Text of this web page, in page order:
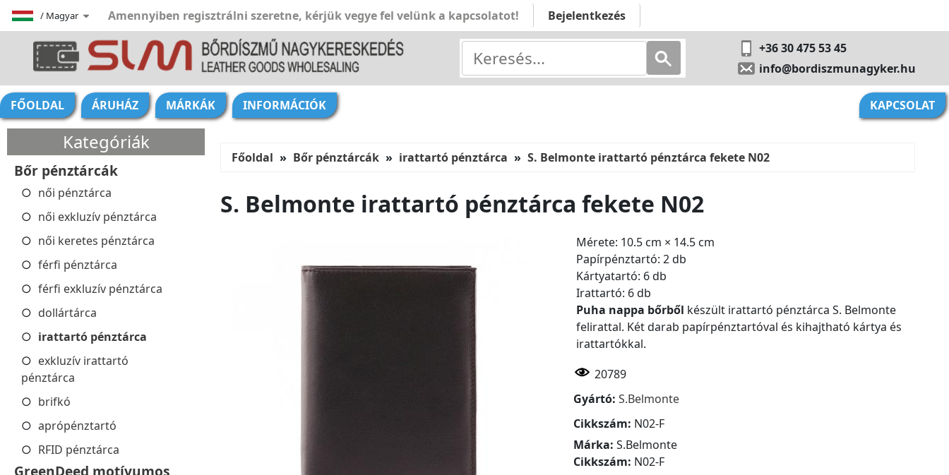
/ Magyar Amennyiben regisztrálni szeretne, kérjük vegye fel velünk a kapcsolatot! Bejelentkezés
+36 30 475 53 45
info@bordiszmunagyker.hu
FŐOLDAL ÁRUHÁZ MÁRKÁK INFORMÁCIÓK KAPCSOLAT
Kategóriák
Bőr pénztárcák
női pénztárca
női exkluzív pénztárca
női keretes pénztárca
férfi pénztárca
férfi exkluzív pénztárca
dollártárca
irattartó pénztárca
exkluzív irattartó
pénztárca
brifkó
aprópénztartó
RFID pénztárca
GreenDeed motívumos
Főoldal Bőr pénztárcák irattartó pénztárca S. Belmonte irattartó pénztárca fekete N02
S. Belmonte irattartó pénztárca fekete N02
Mérete: 10.5 cm × 14.5 cm
Papírpénztartó: 2 db
Kártyatartó: 6 db
Irattartó: 6 db
Puha nappa bőrből készült irattartó pénztárca S. Belmonte
felirattal. Két darab papírpénztartóval és kihajtható kártya és
irattartókkal.
20789
Gyártó: S.Belmonte
Cikkszám: N02-F
Márka: S.Belmonte
Cikkszám: N02-F